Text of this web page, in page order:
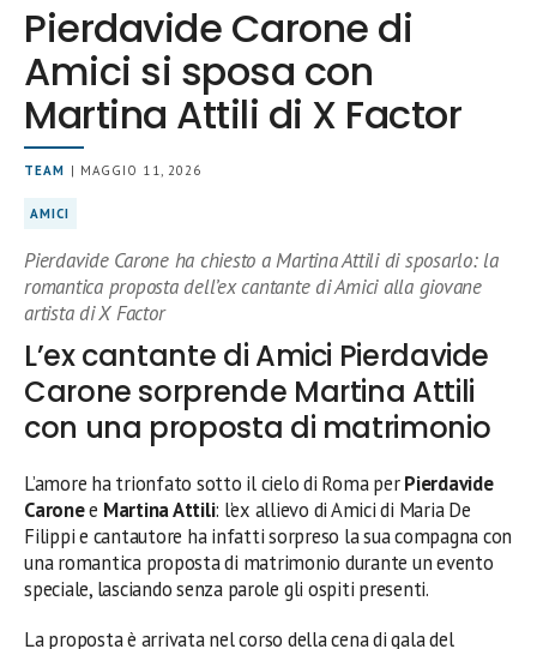
Pierdavide Carone di
Amici si sposa con
Martina Attili di X Factor
TEAM | MAGGIO 11, 2026
AMICI
Pierdavide Carone ha chiesto a Martina Attili di sposarlo: la
romantica proposta dell’ex cantante di Amici alla giovane
artista di X Factor
L’ex cantante di Amici Pierdavide
Carone sorprende Martina Attili
con una proposta di matrimonio
L’amore ha trionfato sotto il cielo di Roma perPierdavide
Caronee Martina Attili: l’ex allievo di Amici di Maria De
Filippi e cantautore ha infatti sorpreso la sua compagna con
una romantica proposta di matrimonio durante un evento
speciale, lasciando senza parole gli ospiti presenti.
La proposta è arrivata nel corso della cena di gala del